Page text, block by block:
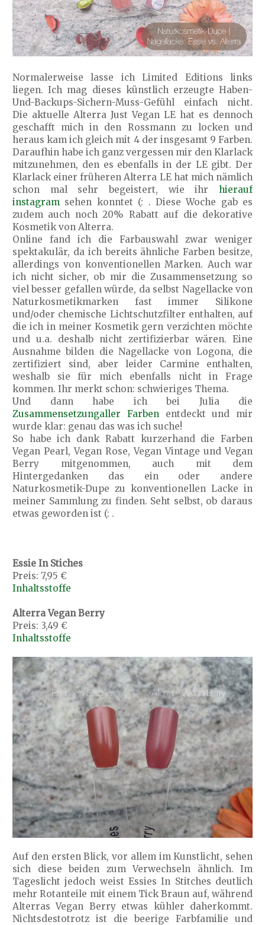
Normalerweise lasse ich Limited Editions links
liegen. Ich mag dieses künstlich erzeugte Haben-
Und-Backups-Sichern-Muss-Gefühl einfach nicht.
Die aktuelle Alterra Just Vegan LE hat es dennoch
geschafft mich in den Rossmann zu locken und
heraus kam ich gleich mit 4 der insgesamt 9 Farben.
Daraufhin habe ich ganz vergessen mir den Klarlack
mitzunehmen, den es ebenfalls in der LE gibt. Der
Klarlack einer früheren Alterra LE hat mich nämlich
schon mal sehr begeistert, wie ihr hierauf
instagram sehen konntet (: . Diese Woche gab es
zudem auch noch 20% Rabatt auf die dekorative
Kosmetik von Alterra.
Online fand ich die Farbauswahl zwar weniger
spektakulär, da ich bereits ähnliche Farben besitze,
allerdings von konventionellen Marken. Auch war
ich nicht sicher, ob mir die Zusammensetzung so
viel besser gefallen würde, da selbst Nagellacke von
Naturkosmetikmarken fast immer Silikone
und/oder chemische Lichtschutzfilter enthalten, auf
die ich in meiner Kosmetik gern verzichten möchte
und u.a. deshalb nicht zertifizierbar wären. Eine
Ausnahme bilden die Nagellacke von Logona, die
zertifiziert sind, aber leider Carmine enthalten,
weshalb sie für mich ebenfalls nicht in Frage
kommen. Ihr merkt schon: schwieriges Thema.
Und dann habe ich bei Julia die
Zusammensetzungaller Farbenentdeckt und mir
wurde klar: genau das was ich suche!
So habe ich dank Rabatt kurzerhand die Farben
Vegan Pearl, Vegan Rose, Vegan Vintage und Vegan
Berry mitgenommen, auch mit dem
Hintergedanken das ein oder andere
Naturkosmetik-Dupe zu konventionellen Lacke in
meiner Sammlung zu finden. Seht selbst, ob daraus
etwas geworden ist (: .
Essie In Stiches
Preis: 7,95 €
Inhaltsstoffe
Alterra Vegan Berry
Preis: 3,49 €
Inhaltsstoffe
Auf den ersten Blick, vor allem im Kunstlicht, sehen
sich diese beiden zum Verwechseln ähnlich. Im
Tageslicht jedoch weist Essies In Stitches deutlich
mehr Rotanteile mit einem Tick Braun auf, während
Alterras Vegan Berry etwas kühler daherkommt.
Nichtsdestotrotz ist die beerige Farbfamilie und